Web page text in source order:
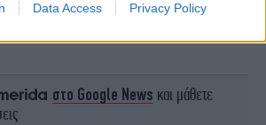
Data Access Privacy Policy
στο Google News και μάθετε